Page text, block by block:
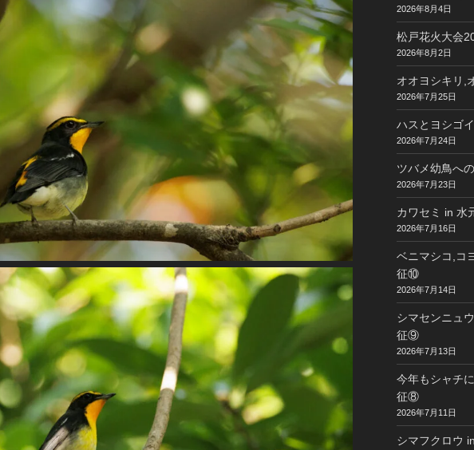
2026年8月4日
松戸花火大会
2026年8月2日
オオヨシキリ,
2026年7月25日
ハスとヨシゴ
2026年7月24日
ツバメ幼鳥へ
2026年7月23日
カワセミ in 水
2026年7月16日
ベニマシコ,コ
征⑩
2026年7月14日
シマセンニュ
征⑨
2026年7月13日
今年もシャチ
征⑧
2026年7月11日
シマフクロウ